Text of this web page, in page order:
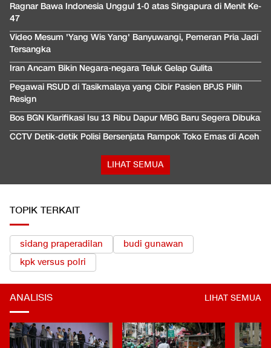
Ragnar Bawa Indonesia Unggul 1-0 atas Singapura di Menit Ke-
47
Video Mesum 'Yang Wis Yang' Banyuwangi, Pemeran Pria Jadi
Tersangka
Iran Ancam Bikin Negara-negara Teluk Gelap Gulita
Pegawai RSUD di Tasikmalaya yang Cibir Pasien BPJS Pilih
Resign
Bos BGN Klarifikasi Isu 13 Ribu Dapur MBG Baru Segera Dibuka
CCTV Detik-detik Polisi Bersenjata Rampok Toko Emas di Aceh
LIHAT SEMUA
TOPIK TERKAIT
sidang praperadilan
budi gunawan
kpk versus polri
ANALISIS LIHAT SEMUA